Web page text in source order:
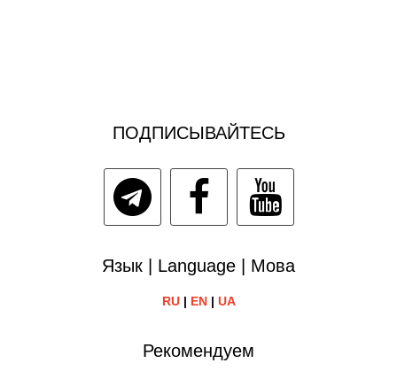
ПОДПИСЫВАЙТЕСЬ
Язык | Language | Мова
RU| EN| UA
Рекомендуем